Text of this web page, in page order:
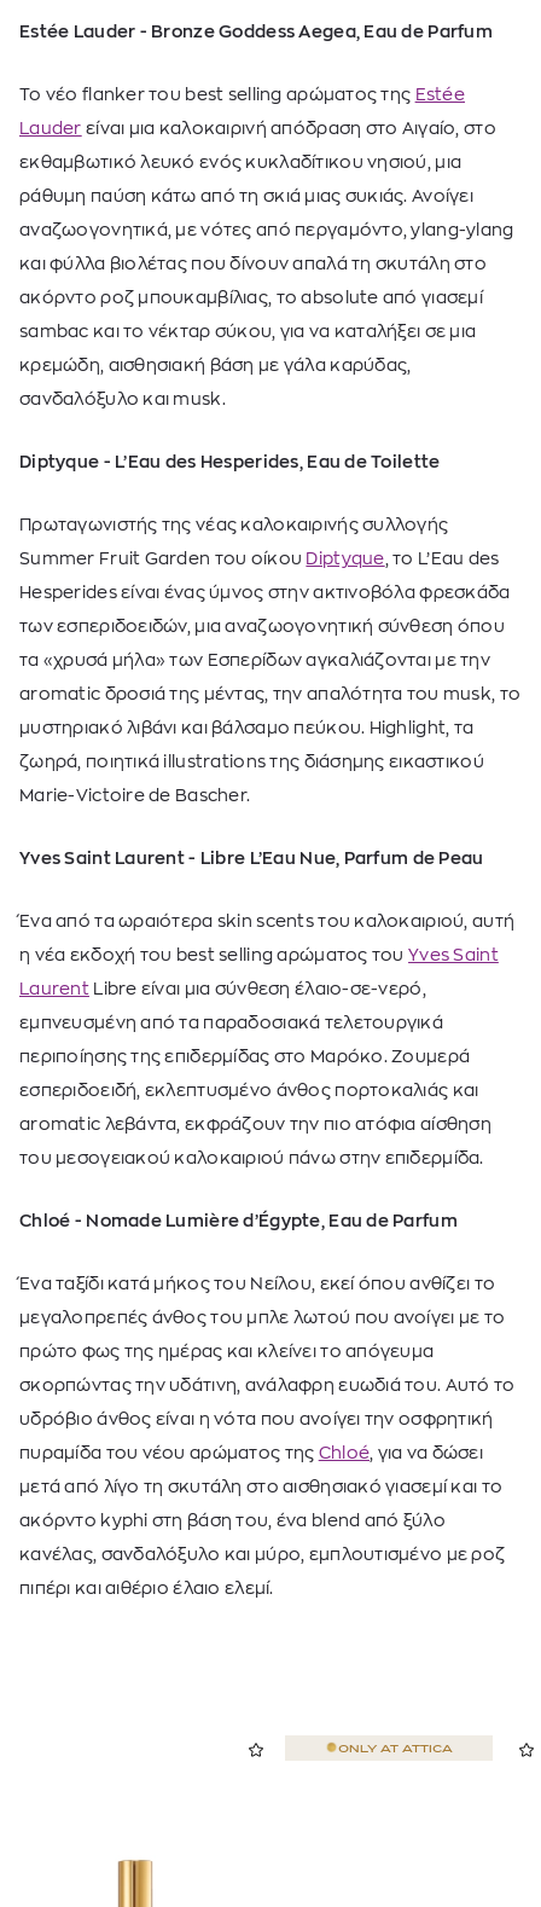
Estée Lauder - Bronze Goddess Aegea, Eau de Parfum
Το νέο flanker του best selling αρώματος της Estée
Lauder είναι μια καλοκαιρινή απόδραση στο Αιγαίο, στο
εκθαμβωτικό λευκό ενός κυκλαδίτικου νησιού, μια
ράθυμη παύση κάτω από τη σκιά μιας συκιάς. Ανοίγει
αναζωογονητικά, με νότες από περγαμόντο, ylang-ylang
και φύλλα βιολέτας που δίνουν απαλά τη σκυτάλη στο
ακόρντο ροζ μπουκαμβίλιας, το absolute από γιασεμί
sambac και το νέκταρ σύκου, για να καταλήξει σε μια
κρεμώδη, αισθησιακή βάση με γάλα καρύδας,
σανδαλόξυλο και musk.
Diptyque - L’Eau des Hesperides, Eau de Toilette
Πρωταγωνιστής της νέας καλοκαιρινής συλλογής
Summer Fruit Garden του οίκου Diptyque , το L’Eau des
Hesperides είναι ένας ύμνος στην ακτινοβόλα φρεσκάδα
των εσπεριδοειδών, μια αναζωογονητική σύνθεση όπου
τα «χρυσά μήλα» των Εσπερίδων αγκαλιάζονται με την
aromatic δροσιά της μέντας, την απαλότητα του musk, το
μυστηριακό λιβάνι και βάλσαμο πεύκου. Highlight, τα
ζωηρά, ποιητικά illustrations της διάσημης εικαστικού
Marie-Victoire de Bascher.
Yves Saint Laurent - Libre L’Eau Nue, Parfum de Peau
Ένα από τα ωραιότερα skin scents του καλοκαιριού, αυτή
η νέα εκδοχή του best selling αρώματος τουYves Saint
LaurentLibre είναι μια σύνθεση έλαιο-σε-νερό,
εμπνευσμένη από τα παραδοσιακά τελετουργικά
περιποίησης της επιδερμίδας στο Μαρόκο. Ζουμερά
εσπεριδοειδή, εκλεπτυσμένο άνθος πορτοκαλιάς και
aromatic λεβάντα, εκφράζουν την πιο ατόφια αίσθηση
του μεσογειακού καλοκαιριού πάνω στην επιδερμίδα.
Chloé - Nomade Lumière d’Égypte, Eau de Parfum
Ένα ταξίδι κατά μήκος του Νείλου, εκεί όπου ανθίζει το
μεγαλοπρεπές άνθος του μπλε λωτού που ανοίγει με το
πρώτο φως της ημέρας και κλείνει το απόγευμα
σκορπώντας την υδάτινη, ανάλαφρη ευωδιά του. Αυτό το
υδρόβιο άνθος είναι η νότα που ανοίγει την οσφρητική
πυραμίδα του νέου αρώματος της Chloé , για να δώσει
μετά από λίγο τη σκυτάλη στο αισθησιακό γιασεμί και το
ακόρντο kyphi στη βάση του, ένα blend από ξύλο
κανέλας, σανδαλόξυλο και μύρο, εμπλουτισμένο με ροζ
πιπέρι και αιθέριο έλαιο ελεμί.
ONLY AT ATTICA